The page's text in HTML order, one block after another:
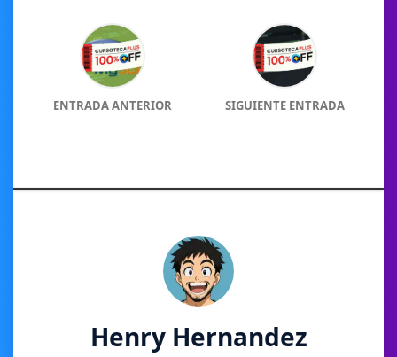
ENTRADA ANTERIOR SIGUIENTE ENTRADA
Henry Hernandez